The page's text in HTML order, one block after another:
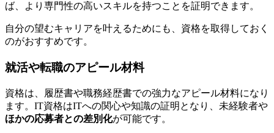
ば、より 専門性の高いスキルを持つことを証明できます。
自分の望むキャリアを叶えるためにも、資格を取得しておく
のがおすすめです。
就活や転職のアピール材料
資格は、履歴書や職務経歴書での強力なアピール材料になり
ます。IT資格はITへの関心や知識の証明となり、未経験者や
ほかの応募者との差別化が可能です。